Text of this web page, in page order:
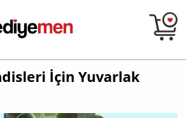
İçin Yuvarlak